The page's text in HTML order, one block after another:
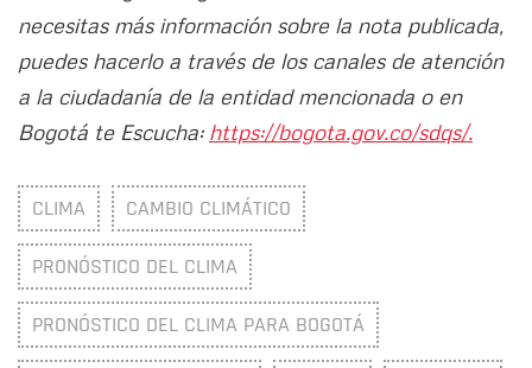
necesitas más información sobre la nota publicada,
puedes hacerlo a través de los canales de atención
a la ciudadanía de la entidad mencionada o en
Bogotá te Escucha: https://bogota.gov.co/sdqs/.
CLIMA CAMBIO CLIMÁTICO
PRONÓSTICO DEL CLIMA
PRONÓSTICO DEL CLIMA PARA BOGOTÁ